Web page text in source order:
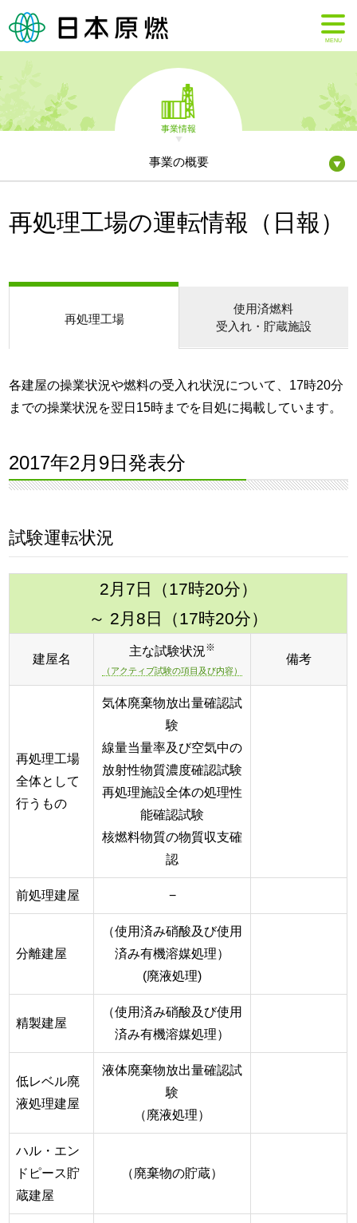
MENU
事業情報
事業の概要
再処理工場の運転情報（日報）
再処理工場
使用済燃料
受入れ・貯蔵施設
各建屋の操業状況や燃料の受入れ状況について、17時20分
までの操業状況を翌日15時までを目処に掲載しています。
2017年2月9日発表分
試験運転状況
2月7日（17時20分）
～ 2月8日（17時20分）
建屋名
主な試験状況※
（アクティブ試験の項目及び内容）
備考
再処理工場
全体として
行うもの
気体廃棄物放出量確認試
験
線量当量率及び空気中の
放射性物質濃度確認試験
再処理施設全体の処理性
能確認試験
核燃料物質の物質収支確
認
前処理建屋 −
分離建屋
（使用済み硝酸及び使用
済み有機溶媒処理）
(廃液処理)
精製建屋
（使用済み硝酸及び使用
済み有機溶媒処理）
低レベル廃
液処理建屋
液体廃棄物放出量確認試
験
（廃液処理）
ハル・エン
ドピース貯
蔵建屋
（廃棄物の貯蔵）